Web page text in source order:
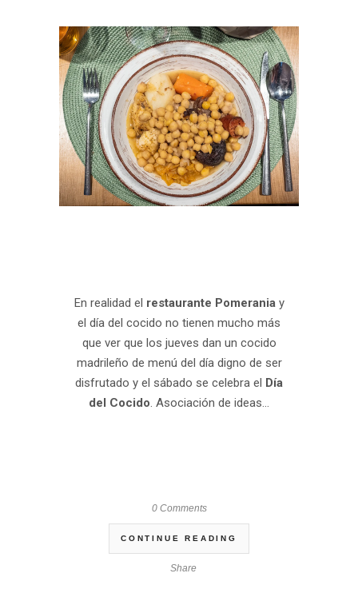
En realidad el restaurante Pomeraniay
el día del cocido no tienen mucho más
que ver que los jueves dan un cocido
madrileño de menú del día digno de ser
disfrutado y el sábado se celebra el Día
del Cocido. Asociación de ideas...
0 Comments
CONTINUE READING
Share